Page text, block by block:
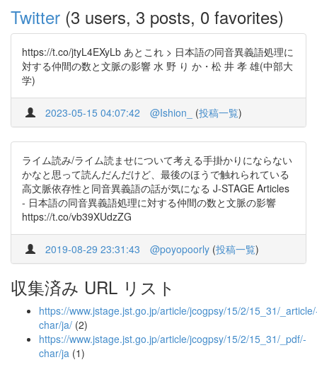
Twitter (3 users, 3 posts, 0 favorites)
https://t.co/jtyL4EXyLb あとこれ > 日本語の同音異義語処理に
対する仲間の数と文脈の影響 水 野 り か・松 井 孝 雄(中部大
学)
2023-05-15 04:07:42 @Ishion_ (投稿一覧)
ライム読み/ライム読ませについて考える手掛かりにならない
かなと思って読んだんだけど、最後のほうで触れられている
高文脈依存性と同音異義語の話が気になる J-STAGE Articles
- 日本語の同音異義語処理に対する仲間の数と文脈の影響
https://t.co/vb39XUdzZG
2019-08-29 23:31:43 @poyopoorly (投稿一覧)
収集済み URL リスト
https://www.jstage.jst.go.jp/article/jcogpsy/15/2/15_31/
char/ja/ (2)
https://www.jstage.jst.go.jp/article/jcogpsy/15/2/15_31/_pdf/-
char/ja (1)